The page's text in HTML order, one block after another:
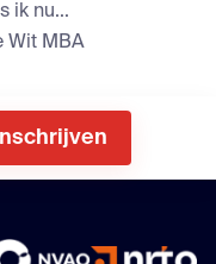
ik nu...
Wit MBA
Inschrijven